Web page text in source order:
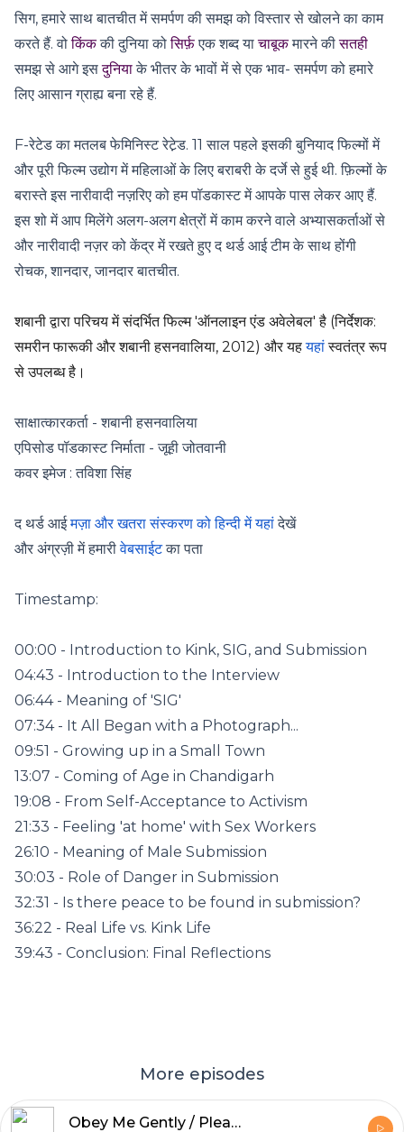
सिग, हमारे साथ बातचीत में समर्पण की समझ को विस्तार से खोलने का काम
करते हैं. वोकिंककी दुनिया कोसिर्फ़एक शब्द याचाबूकमारने कीसतही
समझ से आगे इसदुनियाके भीतर के भावों में से एक भाव- समर्पण को हमारे
लिए आसान ग्राह्य बना रहे हैं.
F-रेटेड का मतलब फेमिनिस्ट रेटे़ड. 11 साल पहले इसकी बुनियाद फिल्मों में
और पूरी फिल्म उद्योग में महिलाओं के लिए बराबरी के दर्जे से हुई थी. फ़िल्मों के
बरास्ते इस नारीवादी नज़रिए को हम पॉडकास्ट में आपके पास लेकर आए हैं.
इस शो में आप मिलेंगे अलग-अलग क्षेत्रों में काम करने वाले अभ्यासकर्ताओं से
और नारीवादी नज़र को केंद्र में रखते हुए द थर्ड आई टीम के साथ होंगी
रोचक, शानदार, जानदार बातचीत.
शबानी द्वारा परिचय में संदर्भित फिल्म 'ऑनलाइन एंड अवेलेबल' है (निर्देशक:
समरीन फारूकी और शबानी हसनवालिया, 2012) और यहयहांस्वतंत्र रूप
से उपलब्ध है।
साक्षात्कारकर्ता - शबानी हसनवालिया
एपिसोड पॉडकास्ट निर्माता - जूही जोतवानी
कवर इमेज : तविशा सिंह
द थर्ड आई मज़ा और खतरा संस्करण को हिन्दी में यहांदेखें
और अंग्रज़ी में हमारी वेबसाईटका पता
Timestamp:
00:00 - Introduction to Kink, SIG, and Submission
04:43 - Introduction to the Interview
06:44 - Meaning of 'SIG'
07:34 - It All Began with a Photograph...
09:51 - Growing up in a Small Town
13:07 - Coming of Age in Chandigarh
19:08 - From Self-Acceptance to Activism
21:33 - Feeling 'at home' with Sex Workers
26:10 - Meaning of Male Submission
30:03 - Role of Danger in Submission
32:31 - Is there peace to be found in submission?
36:22 - Real Life vs. Kink Life
39:43 - Conclusion: Final Reflections
More episodes
Obey Me Gently / Pleasure, Consent and Sexual Freedom